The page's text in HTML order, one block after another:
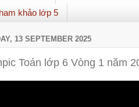
khảo lớp 5
13 SEPTEMBER 2025
Toán lớp 6 Vòng 1 năm